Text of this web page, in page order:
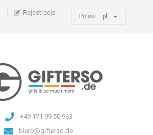
Rejestracja Polski : pl
+49 171 99 50 963
biuro@gifterso.de